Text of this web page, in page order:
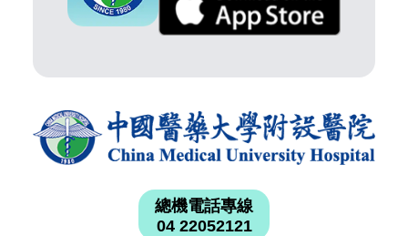
總機電話專線
04 22052121